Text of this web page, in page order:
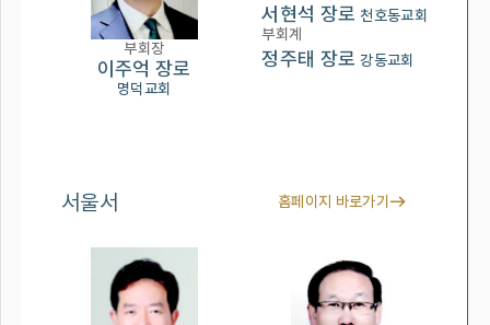
부회장
이주억 장로
명덕교회
서현석 장로 천호동교회
부회계
정주태 장로 강동교회
서울서 홈페이지 바로가기